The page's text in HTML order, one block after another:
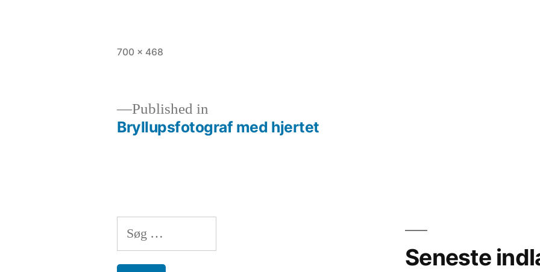
Full
700 × 468
Indlægsnavigation
Published in
Bryllupsfotograf med hjertet
Søg
efter:
Seneste